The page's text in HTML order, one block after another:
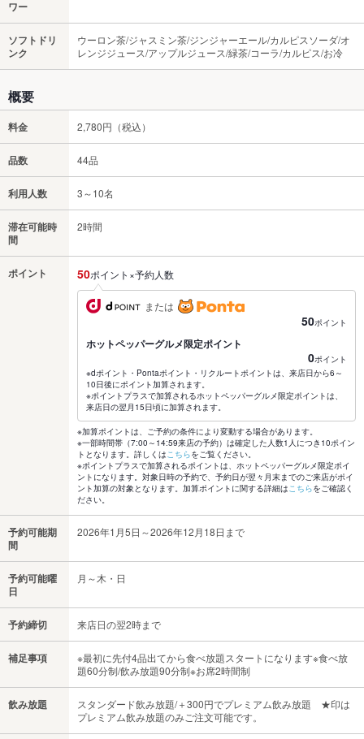
ワー
ソフトドリ
ンク
ウーロン茶/ジャスミン茶/ジンジャーエール/カルピスソーダ/オ
レンジジュース/アップルジュース/緑茶/コーラ/カルピス/お冷
概要
料金 2,780円（税込）
品数 44品
利用人数 3～10名
滞在可能時
間
2時間
ポイント 50ポイント×予約人数
または
50ポイント
ホットペッパーグルメ限定ポイント
0ポイント
※dポイント・Pontaポイント・リクルートポイントは、来店日から6～
10日後にポイント加算されます。
※ポイントプラスで加算されるホットペッパーグルメ限定ポイントは、
来店日の翌月15日頃に加算されます。
※加算ポイントは、ご予約の条件により変動する場合があります。
※一部時間帯（7:00～14:59来店の予約）は確定した人数1人につき10ポイン
トとなります。詳しくはこちらをご覧ください。
※ポイントプラスで加算されるポイントは、ホットペッパーグルメ限定ポイ
ントになります。対象日時の予約で、予約日が翌々月末までのご来店がポイ
ント加算の対象となります。加算ポイントに関する詳細はこちらをご確認く
ださい。
予約可能期
間
2026年1月5日～2026年12月18日まで
予約可能曜
日
月～木・日
予約締切 来店日の翌2時まで
補足事項
※最初に先付4品出てから食べ放題スタートになります※食べ放
題60分制/飲み放題90分制※お席2時間制
飲み放題
スタンダード飲み放題/＋300円でプレミアム飲み放題 ★印は
プレミアム飲み放題のみご注文可能です。